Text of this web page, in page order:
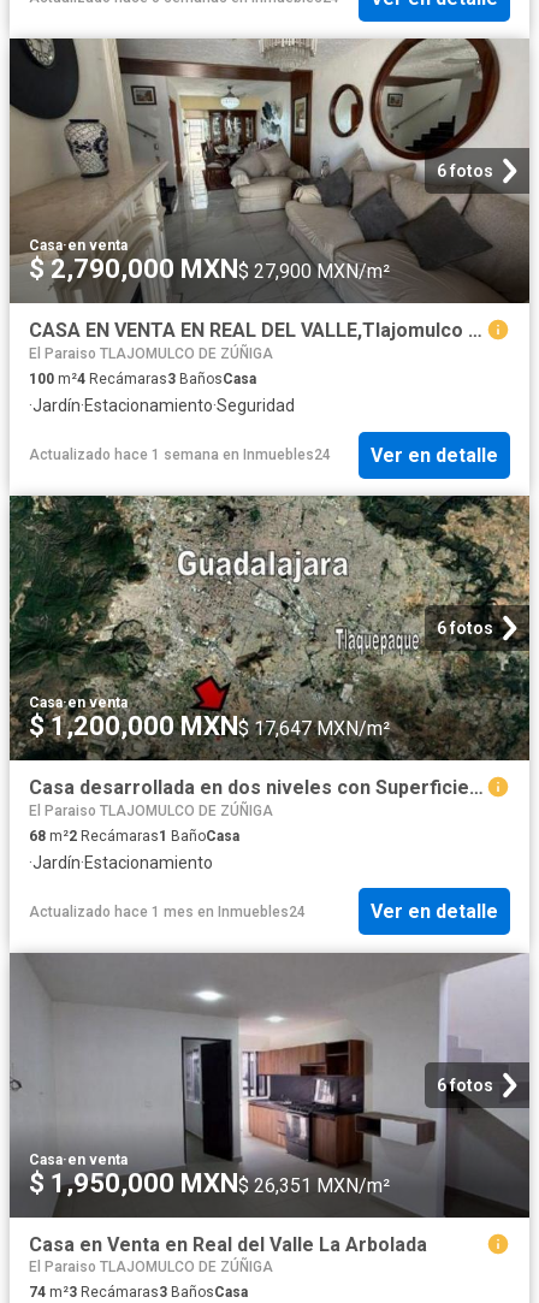
6 fotos
Casa·en venta
$ 2,790,000 MXN $ 27,900 MXN/m²
CASA EN VENTA EN REAL DEL VALLE,Tlajomulco de Zuñiga
El Paraiso TLAJOMULCO DE ZÚÑIGA
100 m²4 Recámaras3 BañosCasa
·Jardín·Estacionamiento·Seguridad
Actualizado hace 1 semana en Inmuebles24 Ver en detalle
6 fotos
Casa·en venta
$ 1,200,000 MXN$ 17,647 MXN/m²
Casa desarrollada en dos niveles con Superficie: 68 m2 terreno en San José del Valle Real del Valle
El Paraiso TLAJOMULCO DE ZÚÑIGA
68 m²2 Recámaras1 BañoCasa
·Jardín·Estacionamiento
Actualizado hace 1 mes en Inmuebles24 Ver en detalle
6 fotos
Casa·en venta
$ 1,950,000 MXN$ 26,351 MXN/m²
Casa en Venta en Real del Valle La Arbolada
El Paraiso TLAJOMULCO DE ZÚÑIGA
74 m²3 Recámaras3 BañosCasa